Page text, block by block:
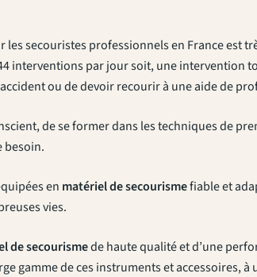
les secouristes professionnels en France est
interventions par jour soit, une intervention
ou de devoir recourir à une aide de
de se former dans les techniques de
besoin.
en matériel de secourismefiable et
vies.
de secourismede haute qualité et d’une
gamme de ces instruments et accessoires,